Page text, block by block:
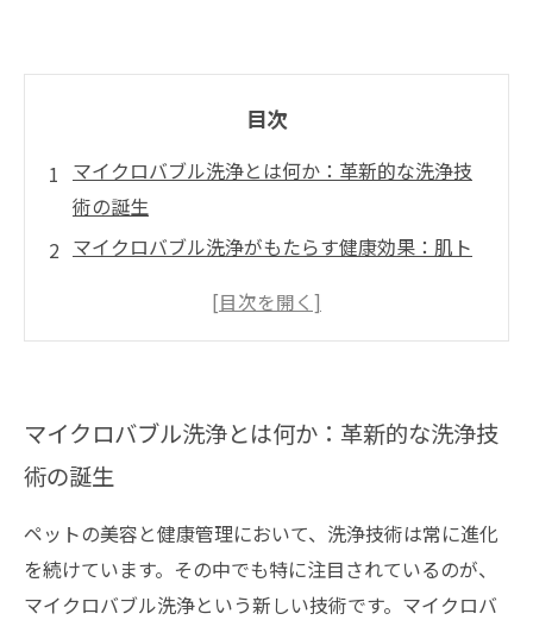
目次
マイクロバブル洗浄とは何か：革新的な洗浄技
術の誕生
マイクロバブル洗浄がもたらす健康効果：肌ト
トリミング現場でのマイクロバブル洗浄の実践
リミングケアの展望
マイクロバブル洗浄とは何か：革新的な洗浄技
術の誕生
ペットの美容と健康管理において、洗浄技術は常に進化
を続けています。その中でも特に注目されているのが、
マイクロバブル洗浄という新しい技術です。マイクロバ